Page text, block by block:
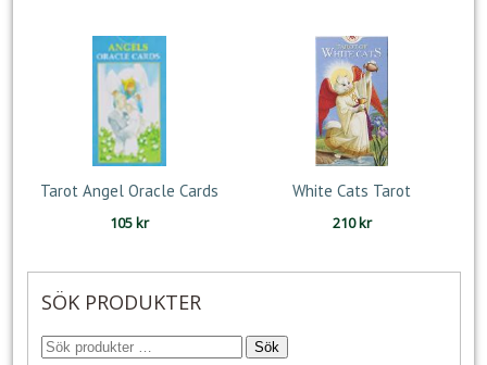
Tarot Angel Oracle Cards
105 kr
White Cats Tarot
210kr
SÖK PRODUKTER
Sök